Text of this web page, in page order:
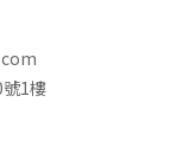
1樓